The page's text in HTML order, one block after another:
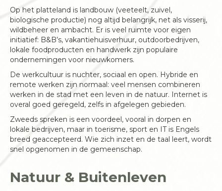
Op het platteland is landbouw (veeteelt, zuivel,
biologische productie) nog altijd belangrijk, net als visserij,
wildbeheer en ambacht. Er is veel ruimte voor eigen
initiatief: B&B’s, vakantiehuisverhuur, outdoorbedrijven,
lokale foodproducten en handwerk zijn populaire
ondernemingen voor nieuwkomers.
De werkcultuur is nuchter, sociaal en open. Hybride en
remote werken zijn normaal: veel mensen combineren
werken in de stad met een leven in de natuur. Internet is
overal goed geregeld, zelfs in afgelegen gebieden.
Zweeds spreken is een voordeel, vooral in dorpen en
lokale bedrijven, maar in toerisme, sport en IT is Engels
breed geaccepteerd. Wie zich inzet en de taal leert, wordt
snel opgenomen in de gemeenschap.
Natuur & Buitenleven